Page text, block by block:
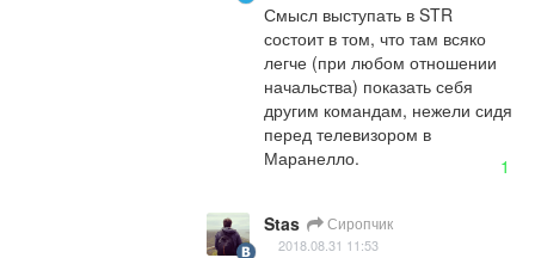
Смысл выступать в STR
состоит в том, что там всяко
легче (при любом отношении
начальства) показать себя
другим командам, нежели сидя
перед телевизором в
Маранелло.
1
Stas Сиропчик
2018.08.31 11:53